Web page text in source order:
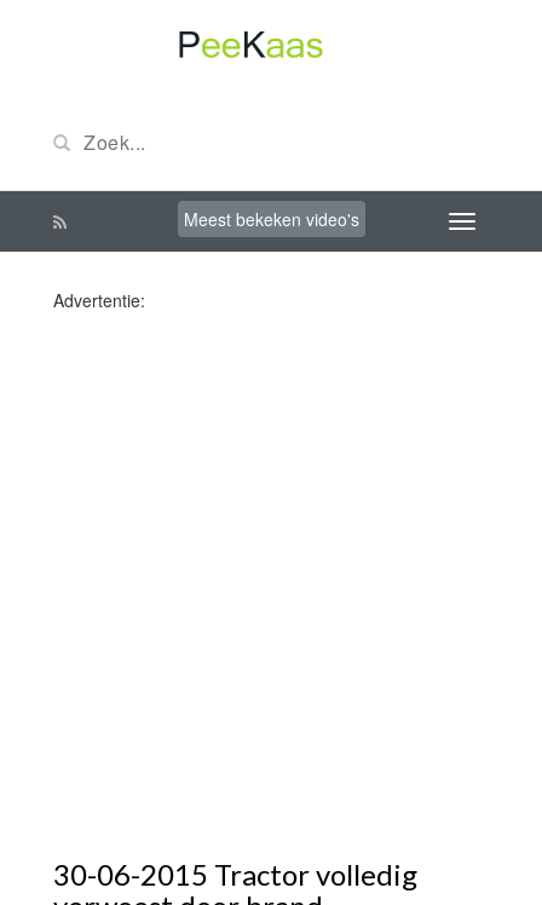
Meest bekeken video's
Advertentie:
30-06-2015 Tractor volledig